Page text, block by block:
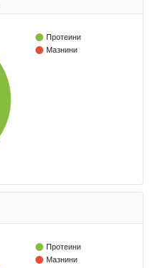
Протеини
Мазнини
Протеини
Мазнини